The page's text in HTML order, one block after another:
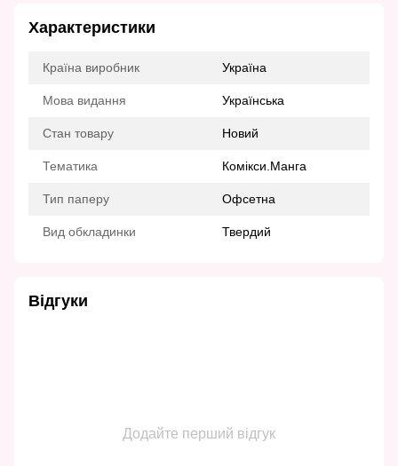
Характеристики
Країна виробник Україна
Мова видання Українська
Стан товару Новий
Тематика Комікси.Манга
Тип паперу Офсетна
Вид обкладинки Твердий
Відгуки
Додайте перший відгук